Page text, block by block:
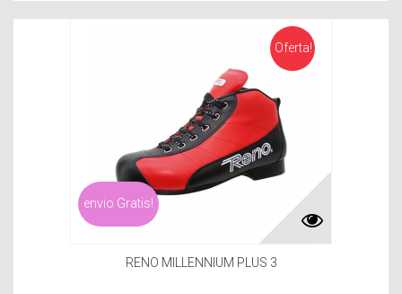
envio Gratis!
Oferta!
RENO MILLENNIUM PLUS 3